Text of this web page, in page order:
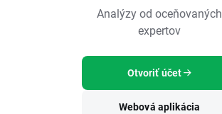
Analýzy od oceňovaných
expertov
Otvoriť účet
Webová aplikácia